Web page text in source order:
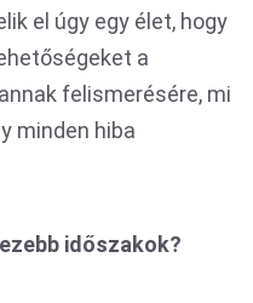
el úgy egy élet, hogy
a
felismerésére, mi
minden hiba
időszakok?